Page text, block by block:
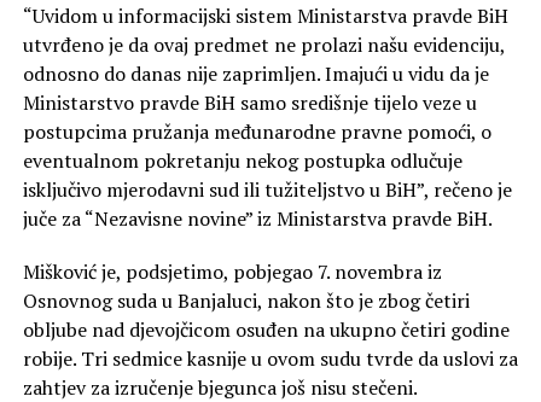
“Uvidom u informacijski sistem Ministarstva pravde BiH
utvrđeno je da ovaj predmet ne prolazi našu evidenciju,
odnosno do danas nije zaprimljen. Imajući u vidu da je
Ministarstvo pravde BiH samo središnje tijelo veze u
postupcima pružanja međunarodne pravne pomoći, o
eventualnom pokretanju nekog postupka odlučuje
isključivo mjerodavni sud ili tužiteljstvo u BiH”, rečeno je
juče za “Nezavisne novine” iz Ministarstva pravde BiH.
Mišković je, podsjetimo, pobjegao 7. novembra iz
Osnovnog suda u Banjaluci, nakon što je zbog četiri
obljube nad djevojčicom osuđen na ukupno četiri godine
robije. Tri sedmice kasnije u ovom sudu tvrde da uslovi za
zahtjev za izručenje bjegunca još nisu stečeni.